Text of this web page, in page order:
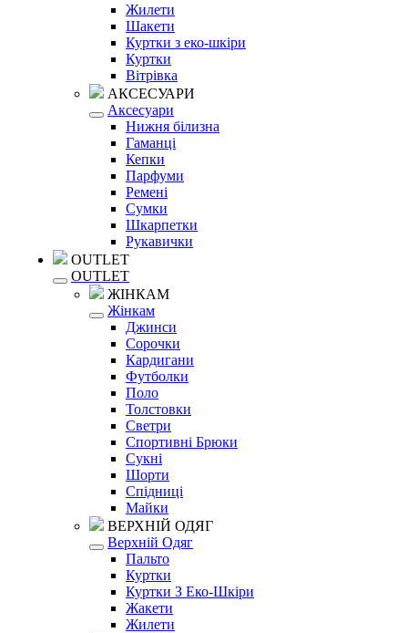
Жилети
Шакети
Куртки з еко-шкіри
Куртки
Вітрівка
АКСЕСУАРИ
Аксесуари
Нижня білизна
Гаманці
Кепки
Парфуми
Ремені
Сумки
Шкарпетки
Рукавички
OUTLET
OUTLET
ЖІНКАМ
Жінкам
Джинси
Сорочки
Кардигани
Футболки
Поло
Толстовки
Светри
Спортивні Брюки
Сукні
Шорти
Спідниці
Майки
ВЕРХНІЙ ОДЯГ
Верхній Одяг
Пальто
Куртки
Куртки З Еко-Шкіри
Жакети
Жилети